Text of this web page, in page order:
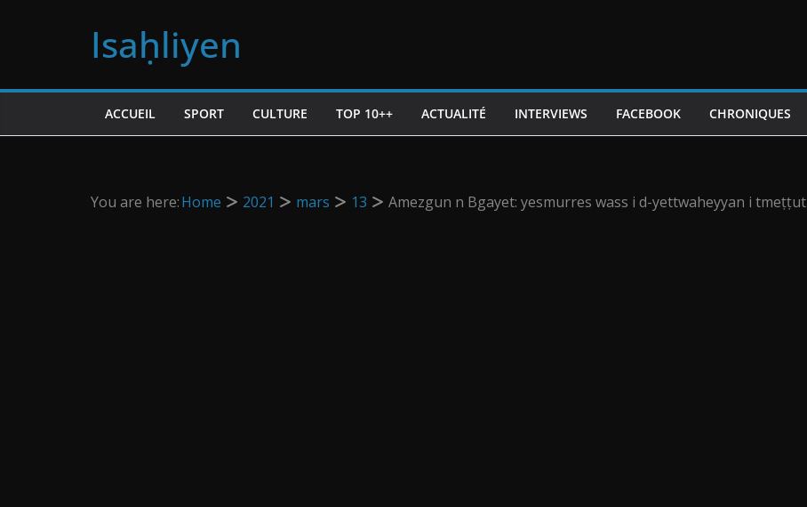
Isaḥliyen
ACCUEIL SPORT CULTURE TOP 10++ ACTUALITÉ INTERVIEWS FACEBOOK CHRONIQUES
You are here:Home 2021 mars 13 Amezgun n Bgayet: yesmurres wass i d-yettwaheyyan i tmeṭṭut